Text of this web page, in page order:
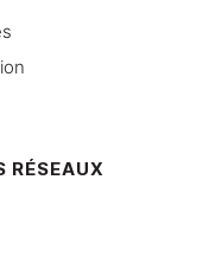
RÉSEAUX